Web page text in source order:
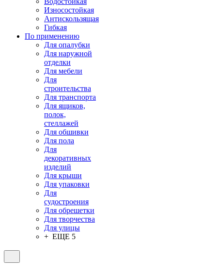
Износостойкая
Антискользящая
Гибкая
По применению
Для опалубки
Для наружной
отделки
Для мебели
Для
строительства
Для транспорта
Для ящиков,
полок,
стеллажей
Для обшивки
Для пола
Для
декоративных
изделий
Для крыши
Для упаковки
Для
судостроения
Для обрешетки
Для творчества
Для улицы
+ ЕЩЕ 5